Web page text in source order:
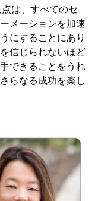
は、すべてのセ
メーションを加速
にすることにあり
信じられないほど
できることをうれ
らなる成功を楽し